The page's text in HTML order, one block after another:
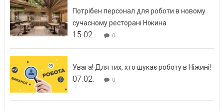
Потрібен персонал для роботи в новому
сучасному ресторані Ніжина
15.02. 0
Увага! Для тих, хто шукає роботу в Ніжині!
07.02. 0